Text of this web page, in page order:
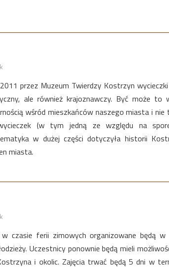
przez Muzeum Twierdzy Kostrzyn
ale również krajoznawczy. Być może to
wśród mieszkańców naszego miasta i
(w tym jedną ze względu na
w dużej części dotyczyła historii
miasta.
czasie ferii zimowych organizowane będą w
Uczestnicy ponownie będą mieli
i okolic. Zajęcia trwać będą 5 dni w